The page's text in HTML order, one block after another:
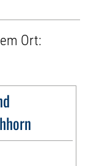
Ort: